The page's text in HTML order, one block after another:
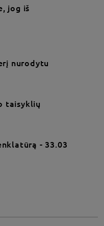
jog iš
nurodytu
taisyklių
- 33.03